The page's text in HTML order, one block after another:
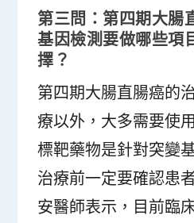
第三問：第四期大腸
基因檢測要做哪些項
擇？
第四期大腸直腸癌的
療以外，大多需要使
標靶藥物是針對突變
治療前一定要確認患
安醫師表示，目前臨